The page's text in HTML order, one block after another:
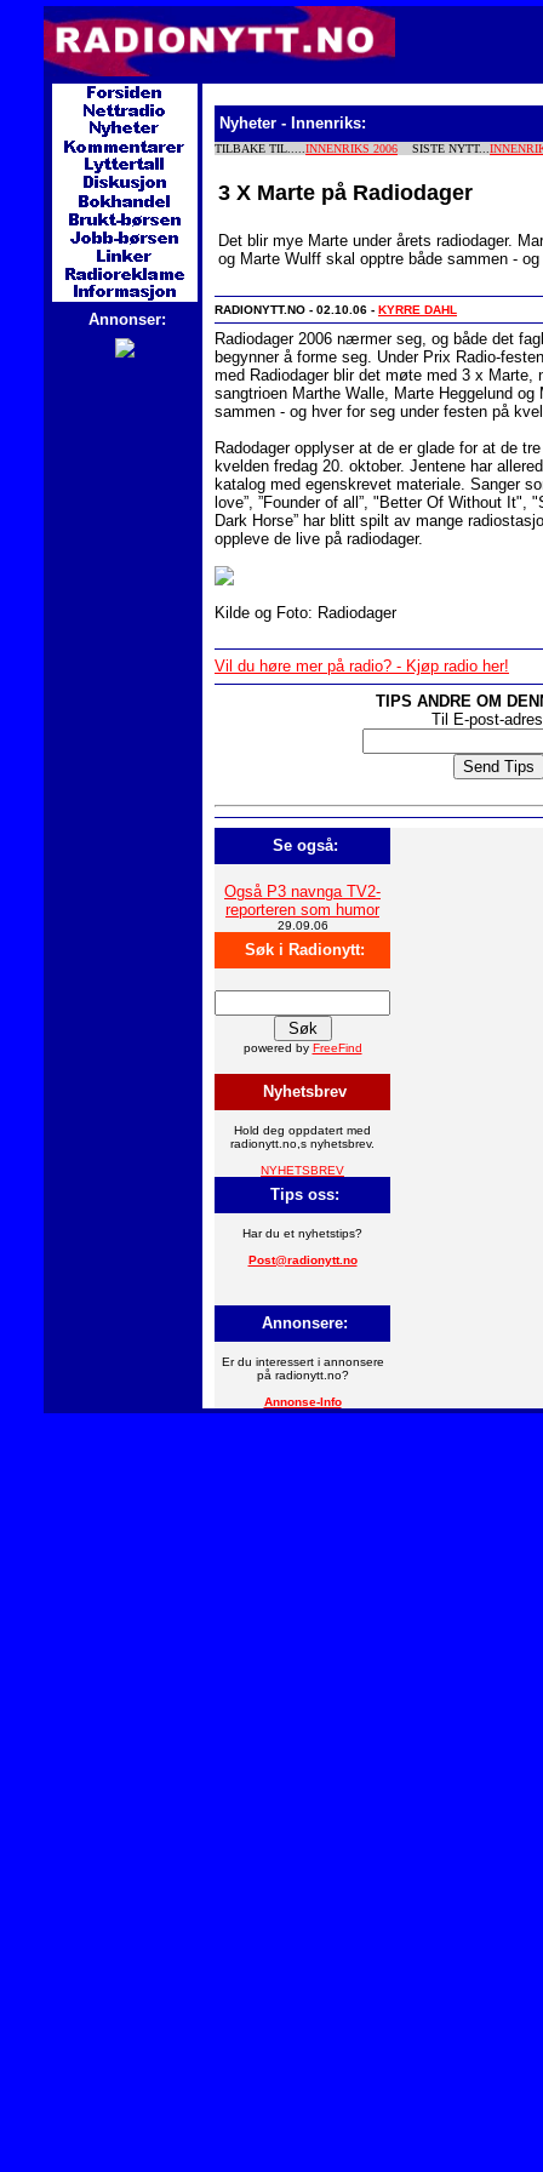
Annonser:
Nyheter - Innenriks:
TILBAKE TIL..... INNENRIKS 2006 SISTE NYTT...
3 X Marte på Radiodager
Det blir mye Marte under årets radiodager.
og Marte Wulff skal opptre både sammen -
RADIONYTT.NO - 02.10.06 - KYRRE DAHL
Radiodager 2006 nærmer seg, og både det
begynner å forme seg. Under Prix Radio-
med Radiodager blir det møte med 3 x
sangtrioen Marthe Walle, Marte Heggelund
sammen - og hver for seg under festen på
Radodager opplyser at de er glade for at de
kvelden fredag 20. oktober. Jentene har
katalog med egenskrevet materiale. Sanger
love”, ”Founder of all”, "Better Of Without It",
Dark Horse” har blitt spilt av mange
oppleve de live på radiodager.
Kilde og Foto: Radiodager
Vil du høre mer på radio? - Kjøp radio her!
TIPS ANDRE OM
Til E-post-
Se også:
Også P3 navnga TV2-
reporteren som humor
29.09.06
Søk i Radionytt:
powered by FreeFind
Nyhetsbrev
Hold deg oppdatert med
radionytt.no,s nyhetsbrev.
NYHETSBREV
Tips oss:
Har du et nyhetstips?
Post@radionytt.no
Annonsere:
Er du interessert i annonsere
på radionytt.no?
Annonse-Info